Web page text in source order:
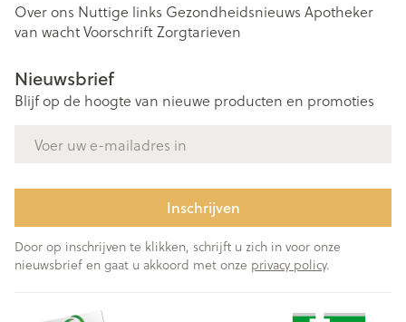
Over ons Nuttige links Gezondheidsnieuws Apotheker
van wachtVoorschriftZorgtarieven
Nieuwsbrief
Blijf op de hoogte van nieuwe producten en promoties
Inschrijven
Door op inschrijven te klikken, schrijft u zich in voor onze
nieuwsbrief en gaat u akkoord met onze privacy policy.